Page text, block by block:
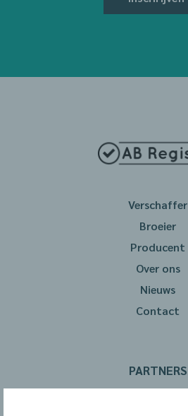
Verschaffer
Broeier
Producent
Over ons
Nieuws
Contact
PARTNERS